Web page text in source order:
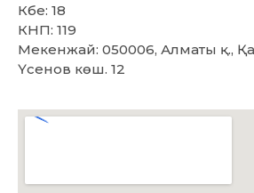
Кбе: 18
КНП: 119
Мекенжай: 050006, Алматы қ.,
Үсенов көш. 12